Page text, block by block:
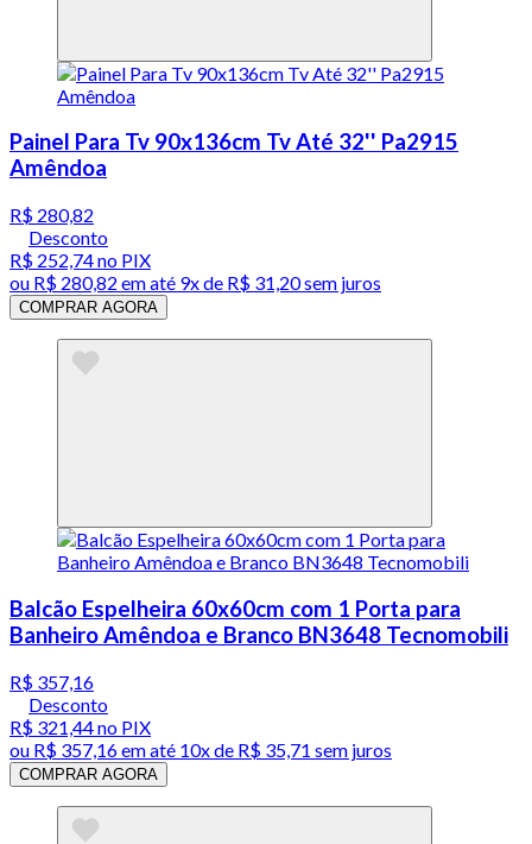
Painel Para Tv 90x136cm Tv Até 32'' Pa2915
Amêndoa
R$ 280,82
Desconto
R$ 252,74no PIX
ou R$ 280,82 em até 9x de R$ 31,20 sem juros
COMPRAR AGORA
Balcão Espelheira 60x60cm com 1 Porta para
Banheiro Amêndoa e Branco BN3648 Tecnomobili
R$ 357,16
Desconto
R$ 321,44no PIX
ou R$ 357,16em até 10x de R$ 35,71 sem juros
COMPRAR AGORA